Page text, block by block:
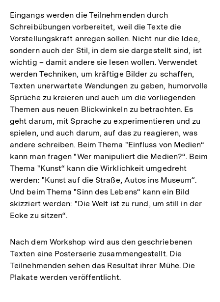
Eingangs werden die Teilnehmenden durch
Schreibübungen vorbereitet, weil die Texte die
Vorstellungskraft anregen sollen. Nicht nur die Idee,
sondern auch der Stil, in dem sie dargestellt sind, ist
wichtig – damit andere sie lesen wollen. Verwendet
werden Techniken, um kräftige Bilder zu schaffen,
Texten unerwartete Wendungen zu geben, humorvolle
Sprüche zu kreieren und auch um die vorliegenden
Themen aus neuen Blickwinkeln zu betrachten. Es
geht darum, mit Sprache zu experimentieren und zu
spielen, und auch darum, auf das zu reagieren, was
andere schreiben. Beim Thema "Einfluss von Medien“
kann man fragen "Wer manipuliert die Medien?“. Beim
Thema "Kunst“ kann die Wirklichkeit umgedreht
werden: "Kunst auf die Straße, Autos ins Museum“.
Und beim Thema "Sinn des Lebens“ kann ein Bild
skizziert werden: "Die Welt ist zu rund, um still in der
Ecke zu sitzen“.
Nach dem Workshop wird aus den geschriebenen
Texten eine Posterserie zusammengestellt. Die
Teilnehmenden sehen das Resultat ihrer Mühe. Die
Plakate werden veröffentlicht.